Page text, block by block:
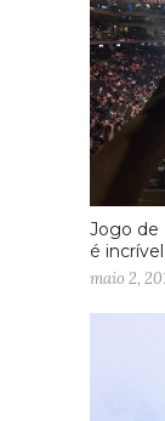
Jogo de
é
maio 2,